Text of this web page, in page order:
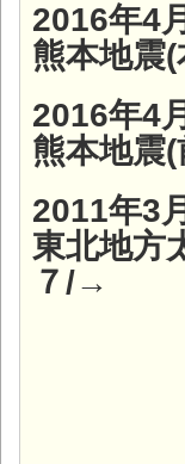
2016年4
熊本地震
2016年4
熊本地震
2011年3
東北地方
７/→